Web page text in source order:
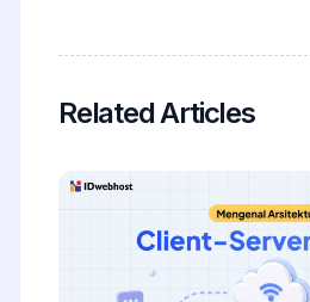
Related Articles